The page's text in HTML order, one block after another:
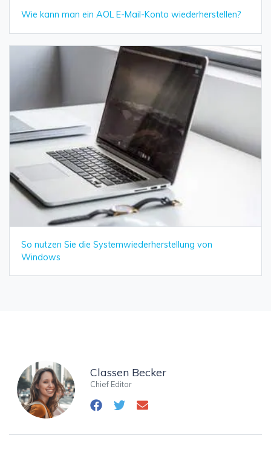
Wie kann man ein AOL E-Mail-Konto wiederherstellen?
So nutzen Sie die Systemwiederherstellung von
Windows
Classen Becker
Chief Editor